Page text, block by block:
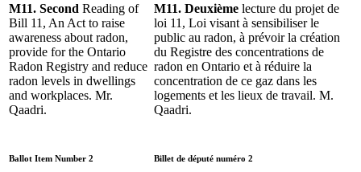
M11. Second Reading of
Bill 11, An Act to raise
awareness about radon,
provide for the Ontario
Radon Registry and reduce
radon levels in dwellings
and workplaces. Mr.
Qaadri.
M11. Deuxième lecture du projet de
loi 11, Loi visant à sensibiliser le
public au radon, à prévoir la création
du Registre des concentrations de
radon en Ontario et à réduire la
concentration de ce gaz dans les
logements et les lieux de travail. M.
Qaadri.
Ballot Item Number 2 Billet de député numéro 2